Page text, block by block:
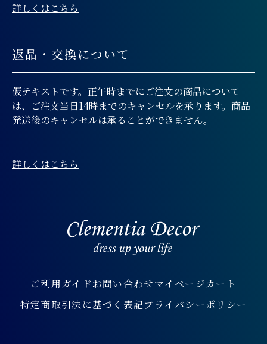
詳しくはこちら
返品・交換について
仮テキストです。正午時までにご注文の商品について
は、ご注文当日14時までのキャンセルを承ります。商品
発送後のキャンセルは承ることができません。
詳しくはこちら
ご利用ガイドお問い合わせマイページカート
特定商取引法に基づく表記プライバシーポリシー